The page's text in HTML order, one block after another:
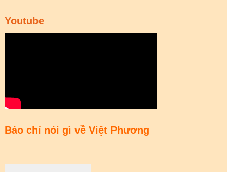
Youtube
Báo chí nói gì về Việt Phương